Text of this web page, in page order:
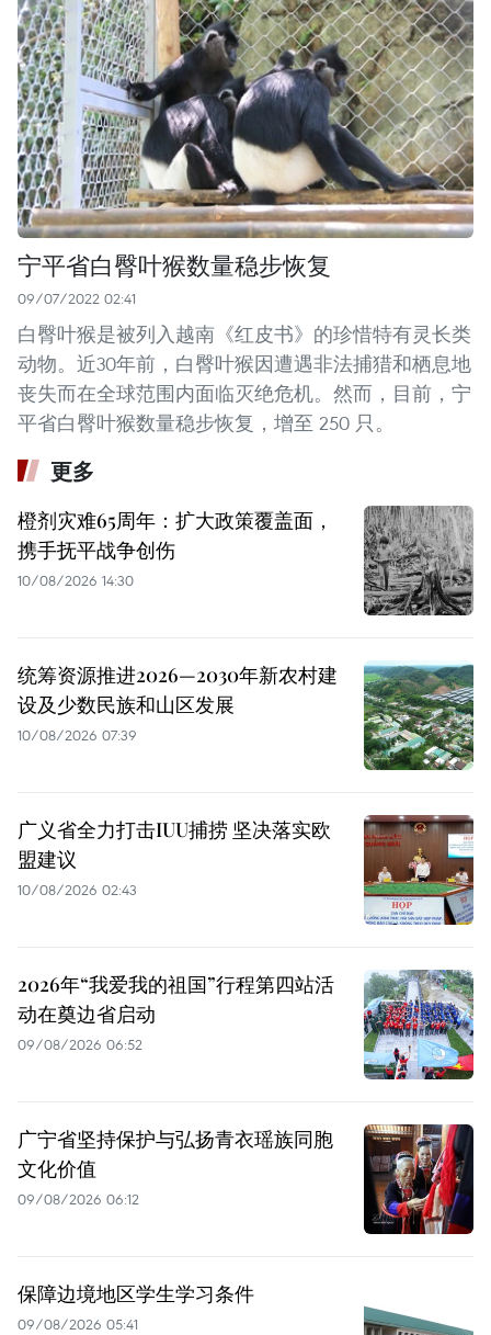
宁平省白臀叶猴数量稳步恢复
09/07/2022 02:41
白臀叶猴是被列入越南《红皮书》的珍惜特有灵长类
动物。近30年前，白臀叶猴因遭遇非法捕猎和栖息地
丧失而在全球范围内面临灭绝危机。然而，目前，宁
平省白臀叶猴数量稳步恢复，增至 250 只。
更多
橙剂灾难65周年：扩大政策覆盖面，
携手抚平战争创伤
10/08/2026 14:30
统筹资源推进2026—2030年新农村建
设及少数民族和山区发展
10/08/2026 07:39
广义省全力打击IUU捕捞 坚决落实欧
盟建议
10/08/2026 02:43
2026年“我爱我的祖国”行程第四站活
动在奠边省启动
09/08/2026 06:52
广宁省坚持保护与弘扬青衣瑶族同胞
文化价值
09/08/2026 06:12
保障边境地区学生学习条件
09/08/2026 05:41